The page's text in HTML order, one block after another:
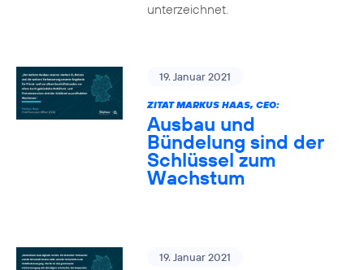
unterzeichnet.
19. Januar 2021
ZITAT MARKUS HAAS, CEO:
Ausbau und
Bündelung sind der
Schlüssel zum
Wachstum
19. Januar 2021